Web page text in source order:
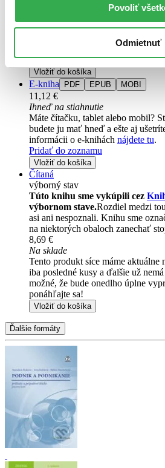
Povoliť
Odmietnuť
Tento produkt momentálne
vám ho vieme zabezpečiť a
posnažíme sa aj trochu rýchlejšie!
Pridať do zoznamu
Vložiť do košíka
E-kniha PDF EPUB MOBI
11,12 €
Ihneď na stiahnutie
Máte čítačku, tablet alebo mobil?
budete ju mať hneď a ešte aj
informácii o e-knihách nájdete tu.
Pridať do zoznamu
Vložiť do košíka
Čítaná
výborný stav
Túto knihu sme vykúpili cez
výbornom stave.Rozdiel medzi
asi ani nespoznali. Knihu sme
na niektorých obaloch zanechať
8,69 €
Na sklade
Tento produkt síce máme aktuálne
iba posledné kusy a ďalšie už
možné, že bude onedlho úplne
ponáhľajte sa!
Vložiť do košíka
Ďalšie formáty